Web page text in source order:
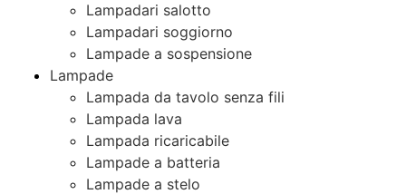
Lampadari salotto
Lampadari soggiorno
Lampade a sospensione
Lampade
Lampada da tavolo senza fili
Lampada lava
Lampada ricaricabile
Lampade a batteria
Lampade a stelo